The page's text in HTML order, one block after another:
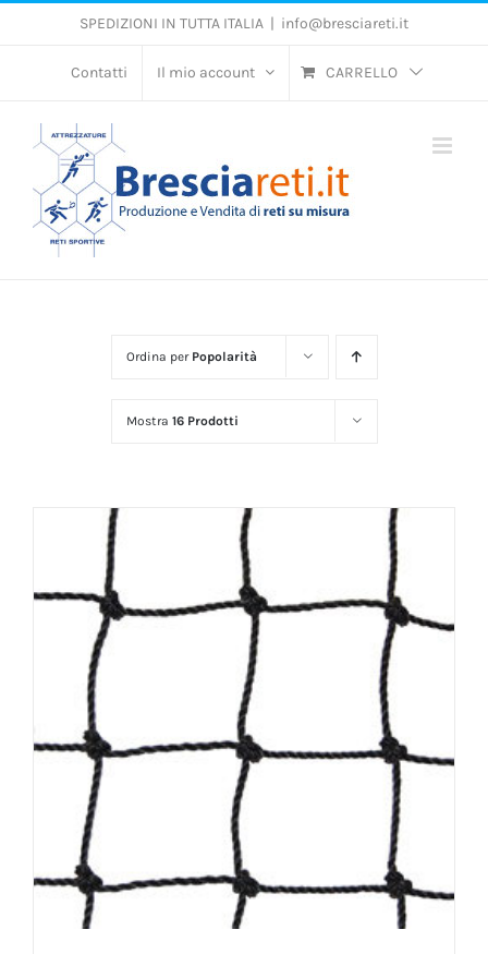
Salta
SPEDIZIONI IN TUTTA ITALIA | info@bresciareti.it
Contatti Il mio account CARRELLO
Ordina per Popolarità
Mostra 16 Prodotti